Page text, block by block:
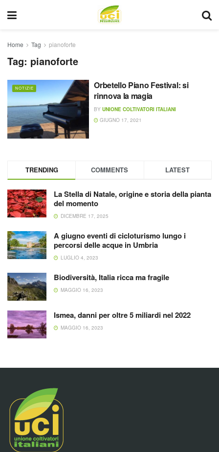
Home Tag pianoforte
Tag: pianoforte
NOTIZIE
Orbetello Piano Festival: si
rinnova la magia
BY UNIONE COLTIVATORI ITALIANI
GIUGNO 17, 2021
TRENDING COMMENTS LATEST
La Stella di Natale, origine e storia della pianta
del momento
DICEMBRE 17, 2025
A giugno eventi di cicloturismo lungo i
percorsi delle acque in Umbria
LUGLIO 4, 2023
Biodiversità, Italia ricca ma fragile
MAGGIO 16, 2023
Ismea, danni per oltre 5 miliardi nel 2022
MAGGIO 16, 2023